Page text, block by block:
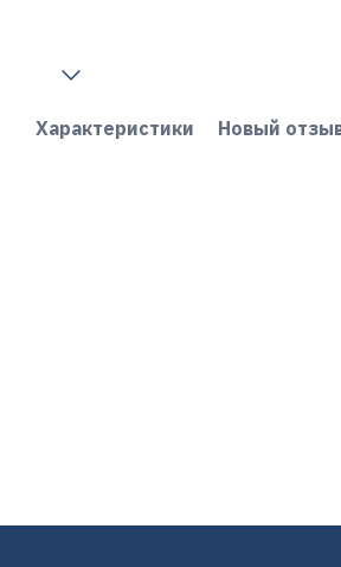
Характеристики Новый